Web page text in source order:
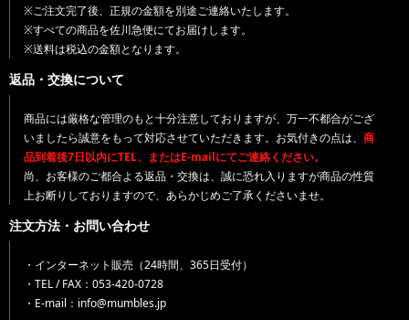
※ご注文完了後、正規の金額を別途ご連絡いたします。
※すべての商品を佐川急便にてお届けします。
※送料は税込の金額となります。
返品・交換について
商品には厳格な管理のもと十分注意しておりますが、万一不都合がござ
いましたら誠意をもって対応させていただきます。お気付きの点は、 商
品到着後7日以内にTEL、またはE-mailにてご連絡ください。
尚、お客様のご都合よる返品・交換は、誠に恐れ入りますが商品の性質
上お断りしておりますので、あらかじめご了承くださいませ。
注文方法・お問い合わせ
・インターネット販売（24時間、365日受付）
・TEL / FAX：053-420-0728
・E-mail：info@mumbles.jp